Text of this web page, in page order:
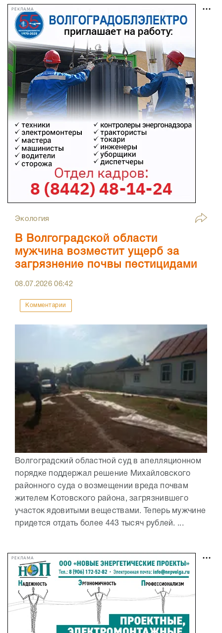
РЕКЛАМА
Экология
В Волгоградской области
мужчина возместит ущерб за
загрязнение почвы пестицидами
08.07.202606:42
Комментарии
Волгоградский областной суд в апелляционном
порядке поддержал решение Михайловского
районного суда о возмещении вреда почвам
жителем Котовского района, загрязнившего
участок ядовитыми веществами. Теперь мужчине
придется отдать более 443 тысяч рублей. ...
РЕКЛАМА